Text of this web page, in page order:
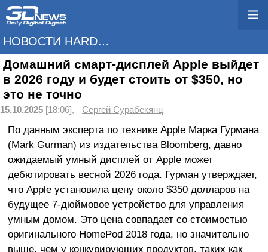
НОВОСТИ HARDWARE
Домашний смарт-дисплей Apple выйдет
в 2026 году и будет стоить от $350, но
это не точно
15.10.2025 [18:06], Сергей Сурабекянц
По данным эксперта по технике Apple Марка Гурмана
(Mark Gurman) из издательства Bloomberg, давно
ожидаемый умный дисплей от Apple может
дебютировать весной 2026 года. Гурман утверждает,
что Apple установила цену около $350 долларов на
будущее 7-дюймовое устройство для управления
умным домом. Это цена совпадает со стоимостью
оригинального HomePod 2018 года, но значительно
выше, чем у конкурирующих продуктов, таких как